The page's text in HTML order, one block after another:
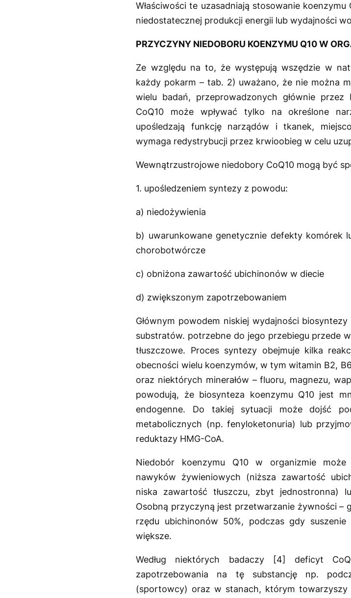
Właściwości te uzasadniają stosowanie
niedostatecznej produkcji energii lub wydajności
PRZYCZYNY NIEDOBORU KOENZYMU Q10 W
Ze względu na to, że występują wszędzie w
każdy pokarm – tab. 2) uważano, że nie można
wielu badań, przeprowadzonych głównie
CoQ10 może wpływać tylko na określone
upośledzają funkcję narządów i tkanek,
wymaga redystrybucji przez krwioobieg w celu
Wewnątrzustrojowe niedobory CoQ10 mogą być
1. upośledzeniem syntezy z powodu:
a) niedożywienia
b) uwarunkowane genetycznie defekty komórek
chorobotwórcze
c) obniżona zawartość ubichinonów w diecie
d) zwiększonym zapotrzebowaniem
Głównym powodem niskiej wydajności
substratów. potrzebne do jego przebiegu przede
tłuszczowe. Proces syntezy obejmuje kilka
obecności wielu koenzymów, w tym witamin B2,
oraz niektórych minerałów – fluoru, magnezu,
powodują, że biosynteza koenzymu Q10 jest
endogenne. Do takiej sytuacji może dojść
metabolicznych (np. fenyloketonuria) lub
reduktazy HMG-CoA.
Niedobór koenzymu Q10 w organizmie
nawyków żywieniowych (niższa zawartość
niska zawartość tłuszczu, zbyt jednostronna)
Osobną przyczyną jest przetwarzanie żywności
rzędu ubichinonów 50%, podczas gdy
większe.
Według niektórych badaczy [4] deficyt
zapotrzebowania na tę substancję np.
(sportowcy) oraz w stanach, którym towarzyszy